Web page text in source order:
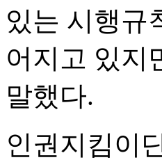
있는 시행규
어지고 있지
말했다.
인권지킴이